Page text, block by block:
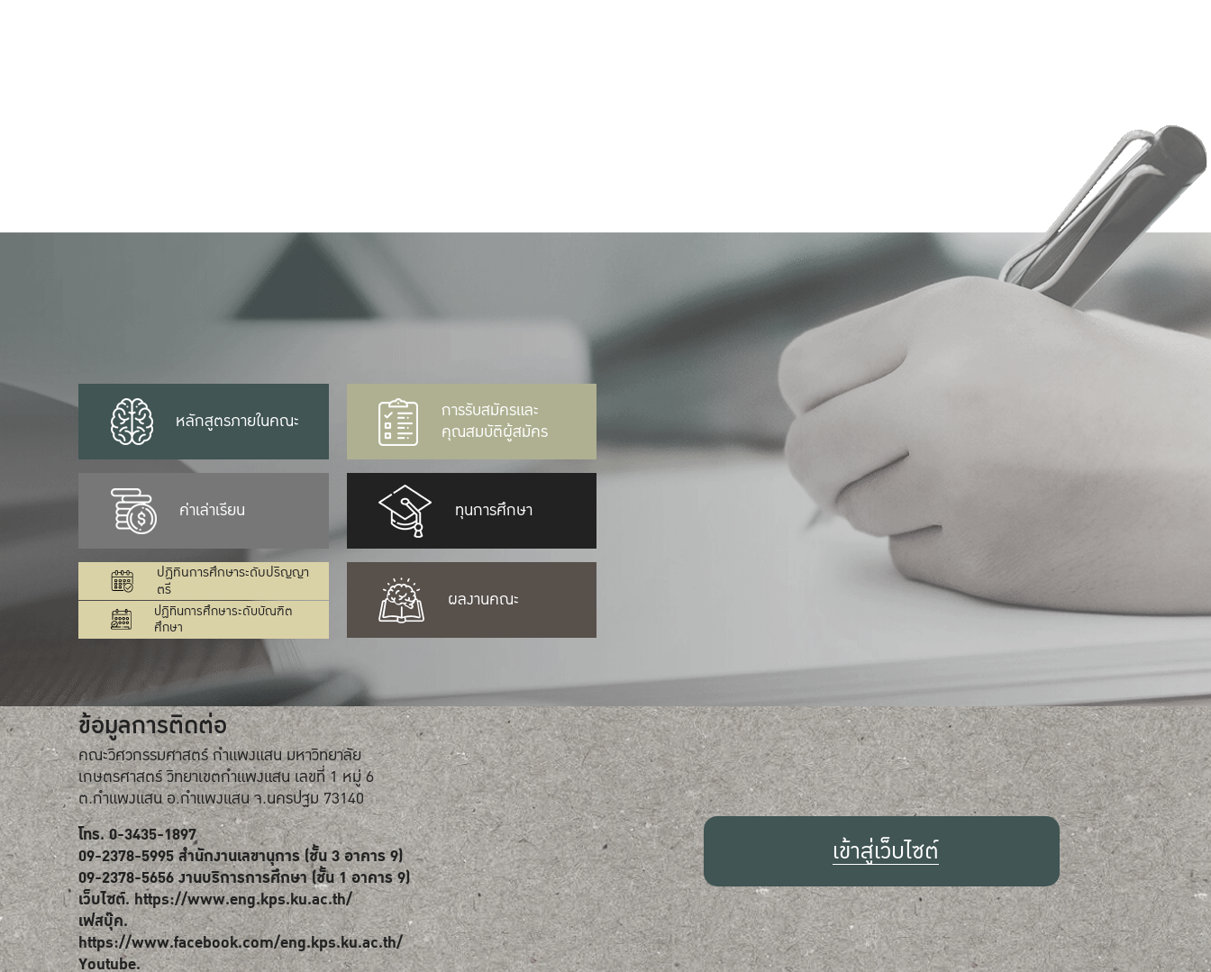
หลักสูตรภายในคณะ
ค่าเล่าเรียน
ปฏิทินการศึกษาระดับปริญญา
ตรี
ปฏิทินการศึกษาระดับบัณฑิต
ศึกษา
การรับสมัครและ
คุณสมบัติผู้สมัคร
ทุนการศึกษา
ผลงานคณะ
ข้อมูลการติดต่อ
คณะวิศวกรรมศาสตร์ กำแพงแสน มหาวิทยาลัย
เกษตรศาสตร์ วิทยาเขตกำแพงแสน เลขที่ 1 หมู่ 6
ต.กำแพงแสน อ.กำแพงแสน จ.นครปฐม 73140
โทร. 0-3435-1897
09-2378-5995 สำนักงานเลขานุการ (ชั้น 3 อาคาร 9)
09-2378-5656 งานบริการการศึกษา (ชั้น 1 อาคาร 9)
เว็บไซต์.https://www.eng.kps.ku.ac.th/
เฟสบุ๊ค.
https://www.facebook.com/eng.kps.ku.ac.th/
Youtube.
เข้าสู่เว็บไซต์